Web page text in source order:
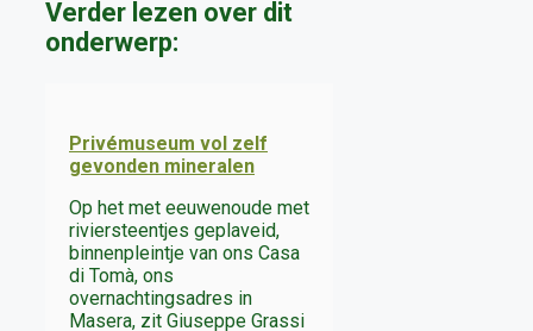
Verder lezen over dit
onderwerp:
Privémuseum vol zelf
gevonden mineralen
Op het met eeuwenoude met
riviersteentjes geplaveid,
binnenpleintje van ons Casa
di Tomà, ons
overnachtingsadres in
Masera, zit Giuseppe Grassi